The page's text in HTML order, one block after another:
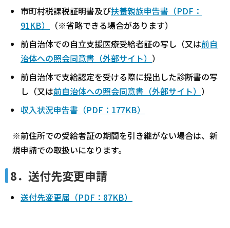
市町村税課税証明書及び扶養親族申告書（PDF：
91KB）
（※省略できる場合があります）
前自治体での自立支援医療受給者証の写し（又は前自
治体への照会同意書（外部サイト） ）
前自治体で支給認定を受ける際に提出した診断書の写
し（又は前自治体への照会同意書（外部サイト） ）
収入状況申告書（PDF：177KB）
※前住所での受給者証の期間を引き継がない場合は、新
規申請での取扱いになります。
8．送付先変更申請
送付先変更届（PDF：87KB）